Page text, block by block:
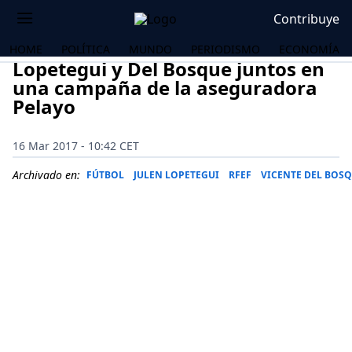
Contribuye
HOME POLÍTICA MUNDO PERIODISMO ECONOMÍA
Lopetegui y Del Bosque juntos en
una campaña de la aseguradora
Pelayo
16 Mar 2017 - 10:42 CET
Archivado en: FÚTBOL JULEN LOPETEGUI RFEF VICENTE DEL